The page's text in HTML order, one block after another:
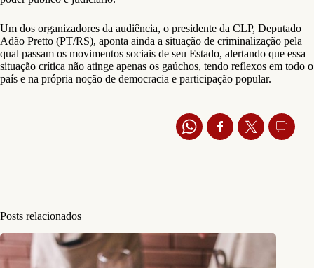
Um dos organizadores da audiência, o presidente da CLP, Deputado
Adão Pretto (PT/RS), aponta ainda a situação de criminalização pela
qual passam os movimentos sociais de seu Estado, alertando que essa
situação crítica não atinge apenas os gaúchos, tendo reflexos em todo o
país e na própria noção de democracia e participação popular.
Posts relacionados